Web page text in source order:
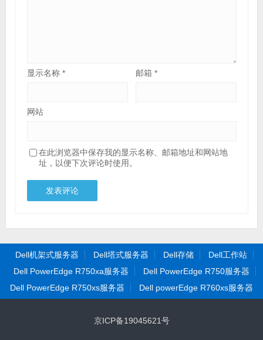
显示名称 * 邮箱*
网站
在此浏览器中保存我的显示名称、邮箱地址和网站地
址，以便下次评论时使用。
Dell机架式服务器 Dell塔式服务器 Dell存储
Dell工作站
Dell PowerEdge R750xa服务器
Dell PowerEdge R750服务器
Dell PowerEdge R750xs服务器
Dell powerEdge R760xs服务器
京ICP备19045621号